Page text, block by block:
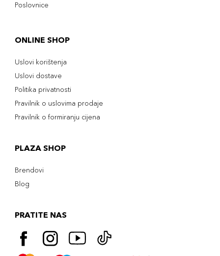
Poslovnice
ONLINE SHOP
Uslovi korištenja
Uslovi dostave
Politika privatnosti
Pravilnik o uslovima prodaje
Pravilnik o formiranju cijena
PLAZA SHOP
Brendovi
Blog
PRATITE NAS